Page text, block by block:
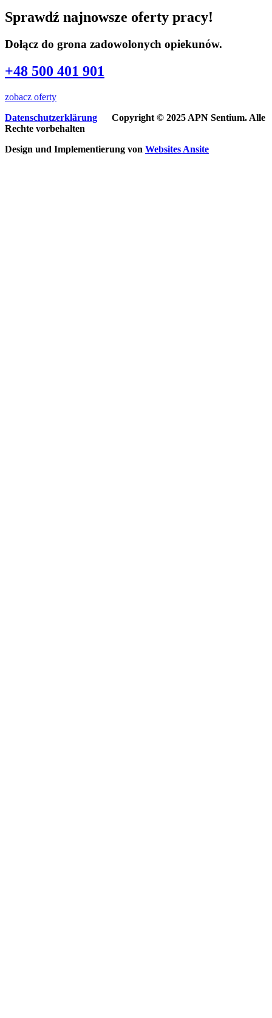
Sprawdź najnowsze oferty pracy!
Dołącz do grona zadowolonych opiekunów.
+48 500 401 901
zobacz oferty
Datenschutzerklärung
Copyright © 2025 APN Sentium. Alle
Rechte vorbehalten
Design und Implementierung von Websites Ansite